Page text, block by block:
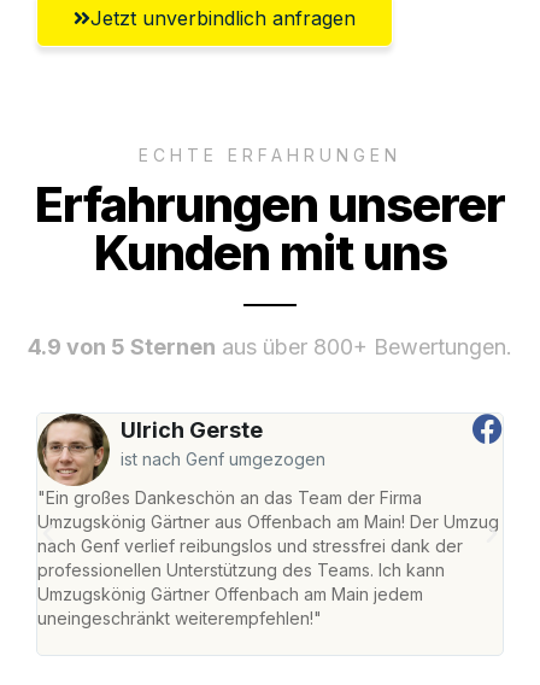
Jetzt unverbindlich anfragen
ECHTE ERFAHRUNGEN
Erfahrungen unserer
Kunden mit uns
4.9 von 5 Sternen aus über 800+ Bewertungen.
Ulrich Gerste
ist nach Genf umgezogen
"Ein großes Dankeschön an das Team der Firma
Umzugskönig Gärtner aus Offenbach am Main! Der Umzug
nach Genf verlief reibungslos und stressfrei dank der
professionellen Unterstützung des Teams. Ich kann
Umzugskönig Gärtner Offenbach am Main jedem
uneingeschränkt weiterempfehlen!"